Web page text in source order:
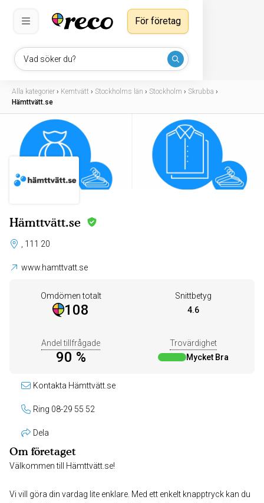
Vad söker du?
För företag
Alla kategorier › Kemtvätt › Stockholms län › Stockholm › Skrubba ›
Hämttvätt.se
Hämttvätt.se
, 111 20
www.hamttvatt.se
Omdömen totalt
108
Snittbetyg
4.6
Andel tillfrågade
90 %
Trovärdighet
Mycket Bra
Kontakta Hämttvätt.se
Ring 08-29 55 52
Dela
Om företaget
Välkommen till Hämttvätt.se!
Vi vill göra din vardag lite enklare. Med ett enkelt knapptryck kan du